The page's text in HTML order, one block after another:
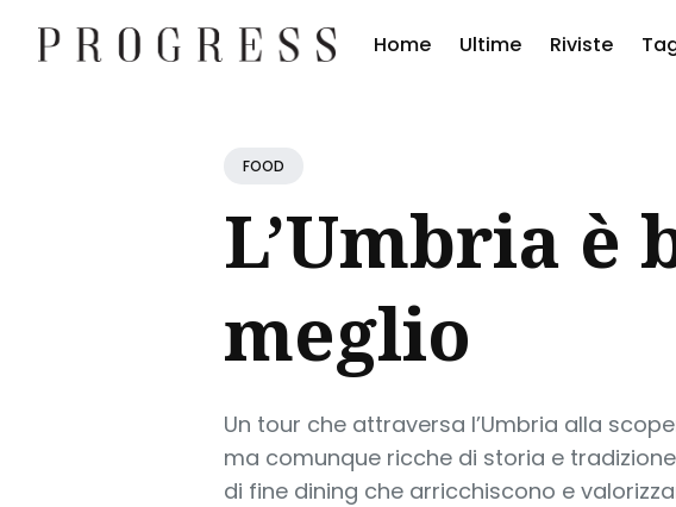
Home Ultime Riviste
FOOD
L’Umbria è
meglio
Un tour che attraversa l’Umbria alla
ma comunque ricche di storia e
di fine dining che arricchiscono e